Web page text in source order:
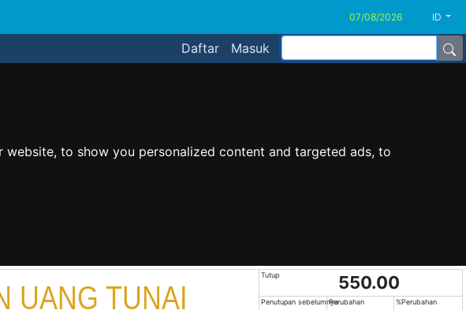
to show you personalized content and targeted ads, to
ID
Daftar Masuk
UANG TUNAI
Tutup 550.00
Penutupan sebelumnyaPerubahan %Perubahan